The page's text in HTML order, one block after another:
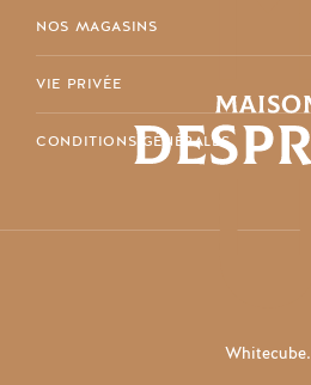
NOS MAGASINS
VIE PRIVÉE
CONDITIONS GÉNÉRALES
Whitecube.